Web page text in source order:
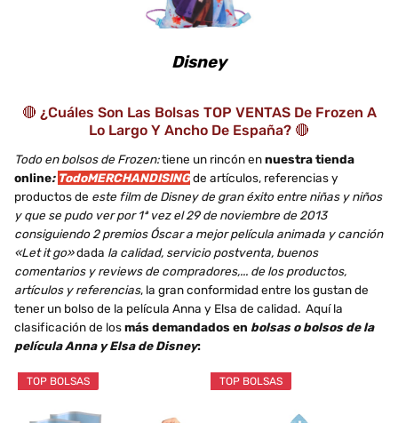
Disney
🔴 ¿Cuáles Son Las Bolsas TOP VENTAS De Frozen A
Lo Largo Y Ancho De España? 🔴
Todo en bolsos de Frozen:tiene un rincón ennuestra tienda
online: TodoMERCHANDISINGde artículos, referencias y
productos de este film de Disney de gran éxito entre niñas y niños
y que se pudo ver por 1ª vez el 29 de noviembre de 2013
consiguiendo 2 premios Óscar a mejor película animada y canción
«Let it go»dada la calidad, servicio postventa, buenos
comentarios y reviews de compradores,... de los productos,
artículos y referencias, la gran conformidad entre los gustan de
tener un bolso de la película Anna y Elsa de calidad. Aquí la
clasificación de losmás demandados en bolsas o bolsos de la
película Anna y Elsa de Disney:
TOP BOLSAS TOP BOLSAS